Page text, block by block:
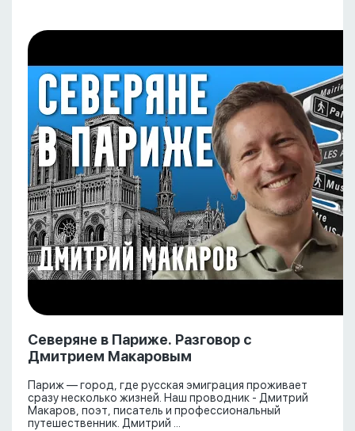
Северяне в Париже. Разговор с
Дмитрием Макаровым
Париж — город, где русская эмиграция проживает
сразу несколько жизней. Наш проводник - Дмитрий
Макаров, поэт, писатель и профессиональный
путешественник. Дмитрий ...